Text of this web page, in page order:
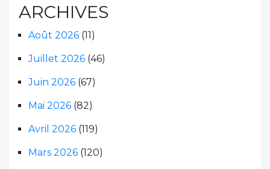
ARCHIVES
Août 2026 (11)
Juillet 2026 (46)
Juin 2026 (67)
Mai 2026 (82)
Avril 2026 (119)
Mars 2026 (120)